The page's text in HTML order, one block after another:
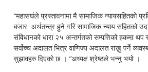
“महासघंले प्रस्तावनामा मै सामाजिक न्यायसहितको
बजार अर्थतन्त्र हुने गरि सामाजिक न्याय सहितको
संविधानको धारा २५ अन्तर्गतको सम्पत्तिको हकमा थप
सर्वोच्च अदालत भित्र वाणिज्य अदालत राख्नु पर्ने
सुझावहरु दिएको छ । ”अध्यक्ष श्रेष्ठले भन्नु भयो ।